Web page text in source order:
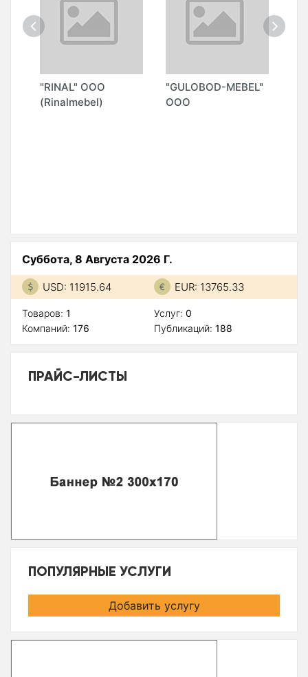
"RINAL" ООО
(Rinalmebel)
"GULOBOD-MEBEL"
ООО
Суббота, 8 Августа 2026 Г.
USD: 11915.64 EUR: 13765.33
Товаров: 1
Компаний: 176
Услуг: 0
Публикаций: 188
ПРАЙС-ЛИСТЫ
ПОПУЛЯРНЫЕ УСЛУГИ
Добавить услугу